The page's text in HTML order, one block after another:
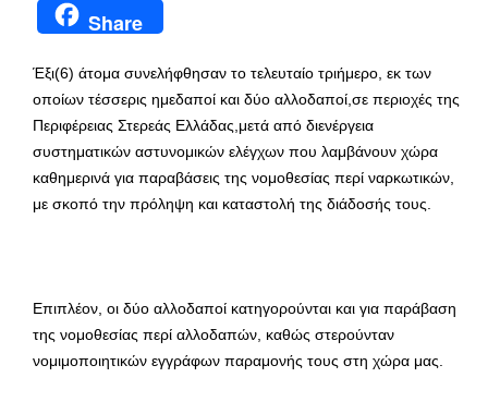
Share
Έξι(6) άτομα συνελήφθησαν το τελευταίο τριήμερο, εκ των
οποίων τέσσερις ημεδαποί και δύο αλλοδαποί,σε περιοχές της
Περιφέρειας Στερεάς Ελλάδας,μετά από διενέργεια
συστηματικών αστυνομικών ελέγχων που λαμβάνουν χώρα
καθημερινά για παραβάσεις της νομοθεσίας περί ναρκωτικών,
με σκοπό την πρόληψη και καταστολή της διάδοσής τους.
Επιπλέον, οι δύο αλλοδαποί κατηγορούνται και για παράβαση
της νομοθεσίας περί αλλοδαπών, καθώς στερούνταν
νομιμοποιητικών εγγράφων παραμονής τους στη χώρα μας.